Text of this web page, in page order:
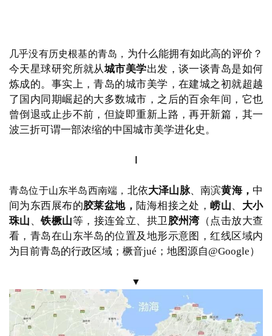
几乎没有历史根基的青岛， 为什么能拥有如此高的评价？
今天星球研究所就从城市美学出发， 谈一谈青岛是如何
炼成的。 事实上，青岛的城市美学， 在建城之初就超越
了国内同期崛起的大多数城市， 之后的百余年间， 它也
曾倒退或止步不前， 但旋即重新上路，再开新篇， 其一
波三折可谓一部浓缩的中国城市美学进化史。
青岛位于山东半岛西南端， 北依大泽山脉、南滨黄海， 中
间为东西展布的胶莱盆地， 陆海相接之处，崂山、 大小
珠山 、铁橛山等， 接连耸立、拱卫胶州湾（点击放大查
看，青岛在山东半岛的位置及地形示意图，红线区域内
为目前青岛的行政区域；橛音jué；地图源自@Google）
▼